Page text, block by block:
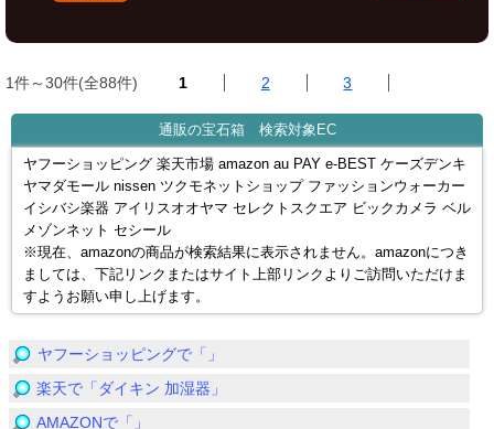
1件～30件(全88件) 1 2 3
通販の宝石箱 検索対象EC
ヤフーショッピング 楽天市場 amazon au PAY e-BEST ケーズデンキ
ヤマダモール nissen ツクモネットショップ ファッションウォーカー
イシバシ楽器 アイリスオオヤマ セレクトスクエア ビックカメラ ベル
メゾンネット セシール
※現在、amazonの商品が検索結果に表示されません。amazonにつき
ましては、下記リンクまたはサイト上部リンクよりご訪問いただけま
すようお願い申し上げます。
ヤフーショッピングで「」
楽天で「ダイキン 加湿器」
AMAZONで「」